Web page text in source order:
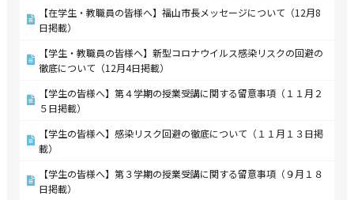
【在学生・教職員の皆様へ】福山市長メッセージについて（12月8
日掲載）
【学生・教職員の皆様へ】新型コロナウイルス感染リスクの回避の
徹底について（12月4日掲載）
【学生の皆様へ】第４学期の授業受講に関する留意事項（１１月２
５日掲載）
【学生の皆様へ】感染リスク回避の徹底について（１１月１３日掲
載）
【学生の皆様へ】第３学期の授業受講に関する留意事項（９月１８
日掲載）